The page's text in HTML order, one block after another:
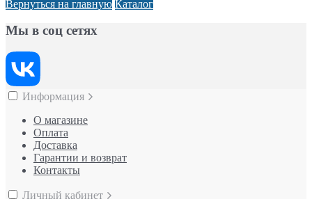
Вернуться на главную Каталог
Мы в соц сетях
Информация
О магазине
Оплата
Доставка
Гарантии и возврат
Контакты
Личный кабинет